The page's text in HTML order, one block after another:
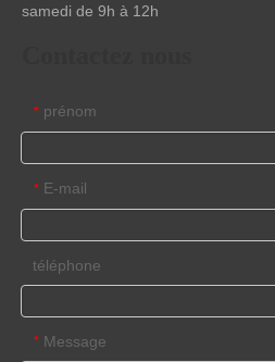
samedi de 9h à 12h
* prénom
* E-mail
téléphone
* Message